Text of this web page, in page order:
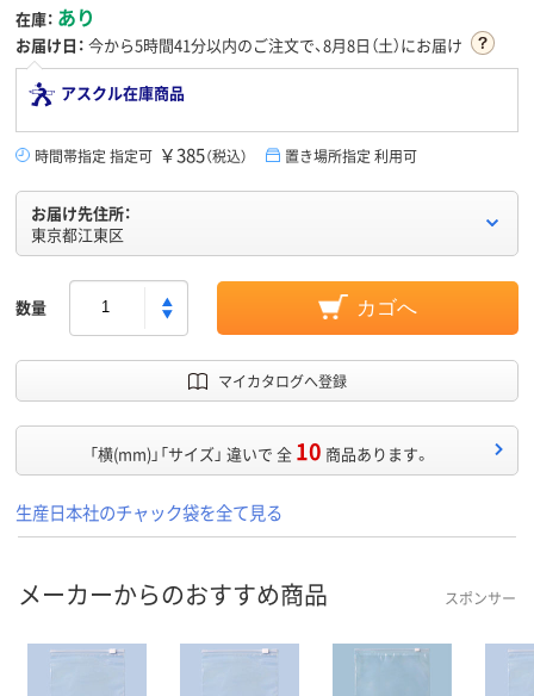
在庫： あり
お届け日： 今から5時間41分以内のご注文で、8月8日（土）にお届け
アスクル在庫商品
時間帯指定 指定可 ￥385（税込） 置き場所指定 利用可
お届け先住所：
東京都江東区
数量 カゴへ
マイカタログへ登録
「横(mm)」「サイズ」 違いで 全 10 商品あります。
生産日本社のチャック袋を全て見る
メーカーからのおすすめ商品 スポンサー